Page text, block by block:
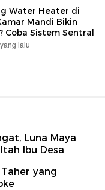
Water Heater di
Mandi Bikin
Coba Sistem Sentral
lalu
Luna Maya
Ibu Desa
yang